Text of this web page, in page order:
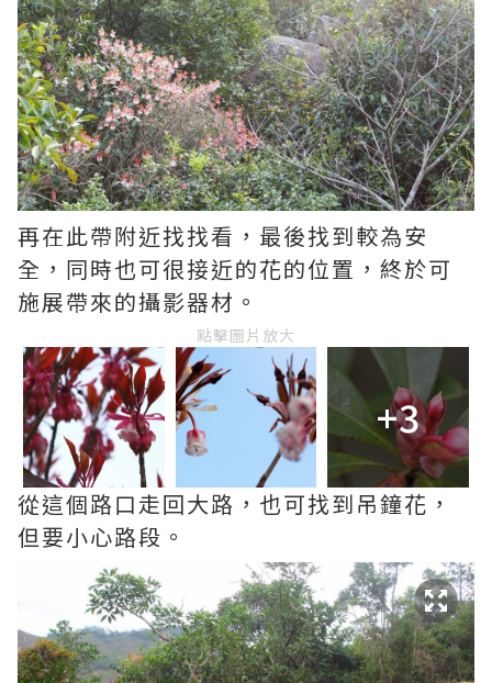
再在此帶附近找找看，最後找到較為安
全，同時也可很接近的花的位置，終於可
施展帶來的攝影器材。
點擊圖片放大
+3
從這個路口走回大路，也可找到吊鐘花，
但要小心路段。